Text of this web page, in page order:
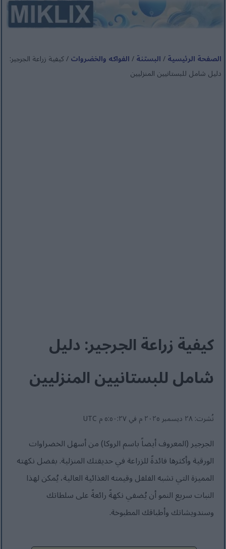
الصفحة الرئيسية/البستنة/الفواكه والخضروات/ كيفية زراعة الجرجير:
دليل شامل للبستانيين المنزليين
كيفية زراعة الجرجير: دليل
شامل للبستانيين المنزليين
نُشرت: ٢٨ ديسمبر ٢٠٢٥ م في ٥:٥٠:٢٧ م UTC
الجرجير (المعروف أيضاً باسم الروكا) من أسهل الخضراوات
الورقية وأكثرها فائدةً للزراعة في حديقتك المنزلية. بفضل نكهته
المميزة التي تشبه الفلفل وقيمته الغذائية العالية، يُمكن لهذا
النبات سريع النمو أن يُضفي نكهةً رائعةً على سلطاتك
وسندويشاتك وأطباقك المطبوخة.